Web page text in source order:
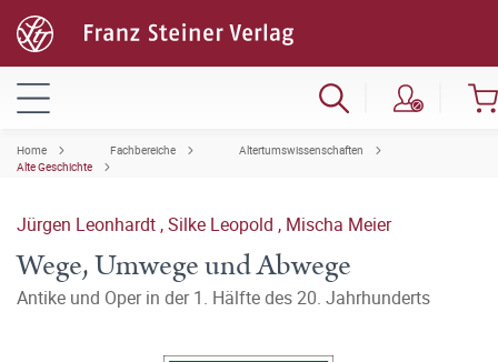
Home Fachbereiche
Altertumswissenschaften
Alte Geschichte
Jürgen Leonhardt ,Silke Leopold , Mischa Meier
Wege, Umwege und Abwege
Antike und Oper in der 1. Hälfte des 20. Jahrhunderts